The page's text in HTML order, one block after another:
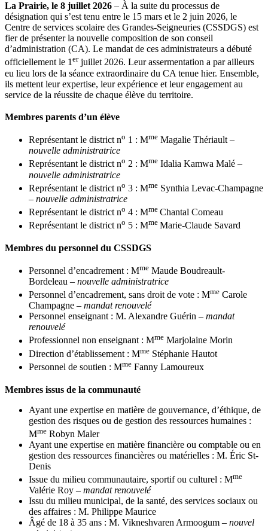
La Prairie, le 8 juillet 2026 – À la suite du processus de
désignation qui s’est tenu entre le 15 mars et le 2 juin 2026, le
Centre de services scolaire des Grandes-Seigneuries (CSSDGS) est
fier de présenter la nouvelle composition de son conseil
d’administration (CA). Le mandat de ces administrateurs a débuté
officiellement le 1erjuillet 2026. Leur assermentation a par ailleurs
eu lieu lors de la séance extraordinaire du CA tenue hier. Ensemble,
ils mettent leur expertise, leur expérience et leur engagement au
service de la réussite de chaque élève du territoire.
Membres parents d’un élève
Représentant le district no 1 : Mme Magalie Thériault –
nouvelle administratrice
Représentant le district no 2 : Mme Idalia Kamwa Malé –
nouvelle administratrice
Représentant le district no 3 : Mme Synthia Levac-Champagne
– nouvelle administratrice
Représentant le district no 4 : Mme Chantal Comeau
Représentant le district no 5 : Mme Marie-Claude Savard
Membres du personnel du CSSDGS
Personnel d’encadrement : Mme Maude Boudreault-
Bordeleau – nouvelle administratrice
Personnel d’encadrement, sans droit de vote : Mme Carole
Champagne – mandat renouvelé
Personnel enseignant : M. Alexandre Guérin – mandat
renouvelé
Professionnel non enseignant : Mme Marjolaine Morin
Direction d’établissement : Mme Stéphanie Hautot
Personnel de soutien : Mme Fanny Lamoureux
Membres issus de la communauté
Ayant une expertise en matière de gouvernance, d’éthique, de
gestion des risques ou de gestion des ressources humaines :
Mme Robyn Maler
Ayant une expertise en matière financière ou comptable ou en
gestion des ressources financières ou matérielles : M. Éric St-
Denis
Issue du milieu communautaire, sportif ou culturel : Mme
Valérie Roy – mandat renouvelé
Issu du milieu municipal, de la santé, des services sociaux ou
des affaires : M. Philippe Maurice
Âgé de 18 à 35 ans : M. Vikneshvaren Armoogum – nouvel